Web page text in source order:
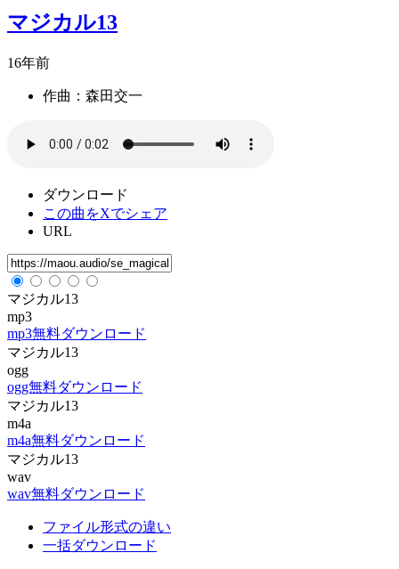
マジカル13
16年前
作曲：森田交一
ダウンロード
この曲をXでシェア
URL
マジカル13
mp3
mp3無料ダウンロード
マジカル13
ogg
ogg無料ダウンロード
マジカル13
m4a
m4a無料ダウンロード
マジカル13
wav
wav無料ダウンロード
ファイル形式の違い
一括ダウンロード